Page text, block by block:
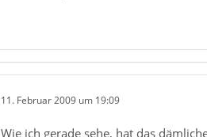
11. Februar 2009 um 19:09
Wie ich gerade sehe, hat das